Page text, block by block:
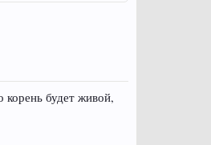
корень будет живой,